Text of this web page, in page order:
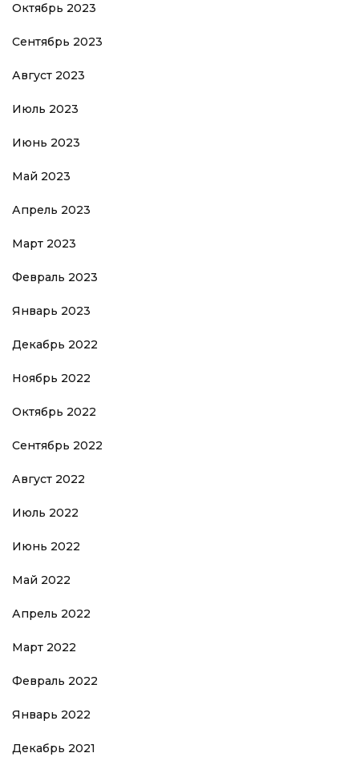
Октябрь 2023
Сентябрь 2023
Август 2023
Июль 2023
Июнь 2023
Май 2023
Апрель 2023
Март 2023
Февраль 2023
Январь 2023
Декабрь 2022
Ноябрь 2022
Октябрь 2022
Сентябрь 2022
Август 2022
Июль 2022
Июнь 2022
Май 2022
Апрель 2022
Март 2022
Февраль 2022
Январь 2022
Декабрь 2021